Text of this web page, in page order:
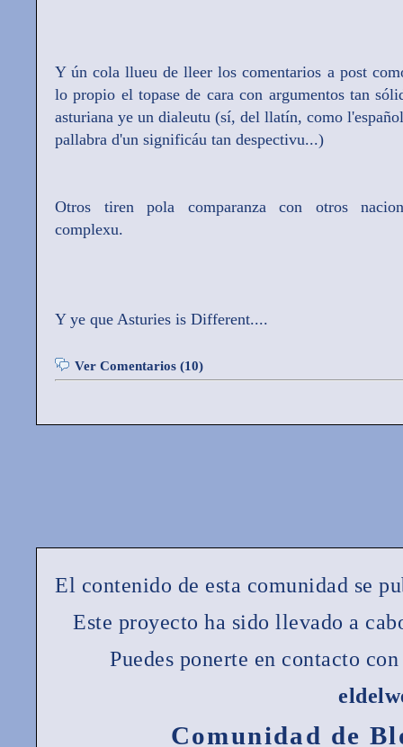
Y ún cola llueu de lleer los comentarios a post
lo propio el topase de cara con argumentos tan
asturiana ye un dialeutu (sí, del llatín, como
pallabra d'un significáu tan despectivu...)
Otros tiren pola comparanza con otros
complexu.
Y ye que Asturies is Different....
Ver Comentarios (10)
El contenido de esta comunidad se
Este proyecto ha sido llevado a
Puedes ponerte en contacto
Comunidad de